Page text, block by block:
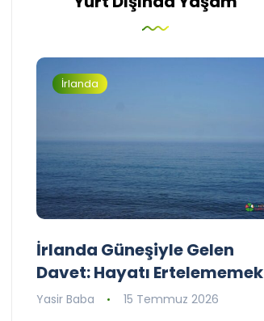
İrlanda
İrlanda Güneşiyle Gelen
Davet: Hayatı Ertelememek
Yasir Baba 15 Temmuz 2026